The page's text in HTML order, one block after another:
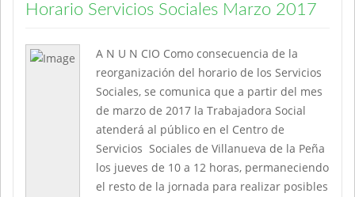
Horario Servicios Sociales Marzo 2017
A N U N CIO Como consecuencia de la
reorganización del horario de los Servicios
Sociales, se comunica que a partir del mes
de marzo de 2017 la Trabajadora Social
atenderá al público en el Centro de
Servicios Sociales de Villanueva de la Peña
los jueves de 10 a 12 horas, permaneciendo
el resto de la jornada para realizar posibles